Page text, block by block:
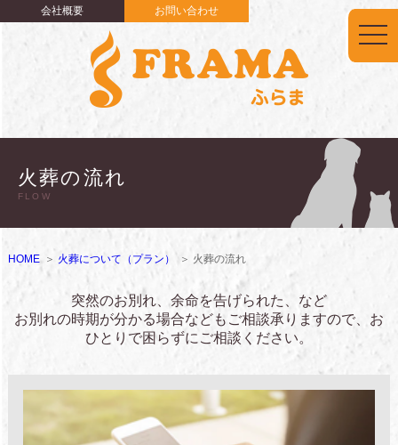
会社概要 お問い合わせ
火葬の流れ
FLOW
HOME 火葬について（プラン） 火葬の流れ
突然のお別れ、余命を告げられた、など
お別れの時期が分かる場合などもご相談承りますので、お
ひとりで困らずにご相談ください。